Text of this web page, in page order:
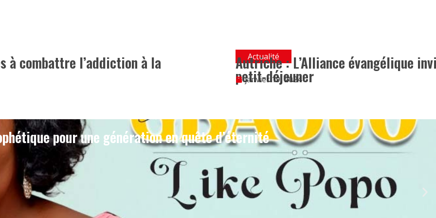
à combattre l’addiction à la Actualité
Autriche : L’Alliance évangélique
petit-déjeuner
janvier 19, 2024
pour une génération en quête d’éternité